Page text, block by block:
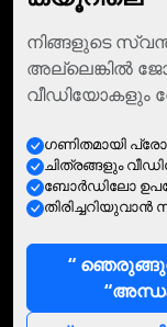
നിങ്ങളുടെ
അല്ലെങ്കിൽ
വീഡിയോകളും
ഗണിതമായി
ചിത്രങ്ങളും
ബോര്‍ഡിലോ
“